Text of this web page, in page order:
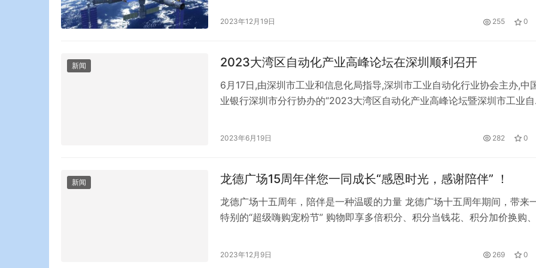
区，抗震救灾各项工作有序进行。
2023年12月19日 255 0
新闻 2023大湾区自动化产业高峰论坛在深圳顺利召开
6月17日,由深圳市工业和信息化局指导,深圳市工业自动化行业协会主办,中
业银行深圳市分行协办的“2023大湾区自动化产业高峰论坛暨深圳市工业自
产当家”为主题,以汇聚新理论、新技术、新成果,联通产学研用各界为特色,邀
2023年6月19日 282 0
新闻 龙德广场15周年伴您一同成长“感恩时光，感谢陪伴” ！
龙德广场十五周年，陪伴是一种温暖的力量 龙德广场十五周年期间，带来
特别的“超级嗨购宠粉节” 购物即享多倍积分、积分当钱花、积分加价换购
日免费停车等贴心礼遇。 这是对过去岁月的一份感恩之情的回馈，也是对广
2023年12月9日 269 0